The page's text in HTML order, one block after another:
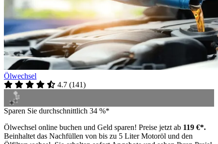
Ölwechsel
4.7 (141)
Sparen Sie durchschnittlich 34 %*
Ölwechsel online buchen und Geld sparen! Preise jetzt ab 119 €*.
Beinhaltet das Nachfüllen von bis zu 5 Liter Motoröl und den